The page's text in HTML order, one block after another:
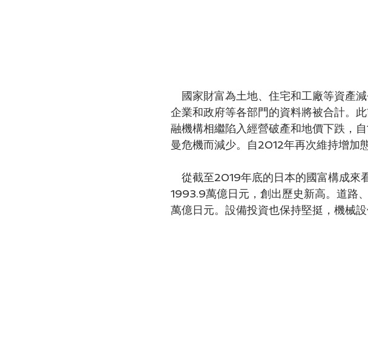
國家財富為土地、住宅和工廠等資產
企業和政府等各部門的資料將被合計。
融機構相繼陷入經營破產和地價下跌，
曼危機而減少。自2012年再次維持增加態
從截至2019年底的日本的國富構成來
1993.9萬億日元，創出歷史新高。道路
萬億日元。設備投資也保持堅挺，機械